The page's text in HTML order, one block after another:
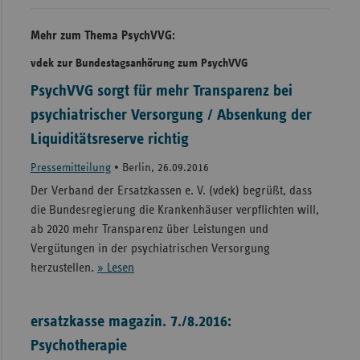
Mehr zum Thema PsychVVG:
vdek zur Bundestagsanhörung zum PsychVVG
PsychVVG sorgt für mehr Transparenz bei
psychiatrischer Versorgung / Absenkung der
Liquiditätsreserve richtig
Pressemitteilung• Berlin, 26.09.2016
Der Verband der Ersatzkassen e. V. (vdek) begrüßt, dass
die Bundesregierung die Krankenhäuser verpflichten will,
ab 2020 mehr Transparenz über Leistungen und
Vergütungen in der psychiatrischen Versorgung
herzustellen. » Lesen
ersatzkasse magazin. 7./8.2016:
Psychotherapie